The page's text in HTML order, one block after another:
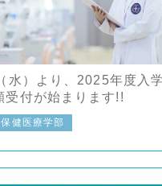
水）より、2025年度入
受付が始まります!!
健医療学部